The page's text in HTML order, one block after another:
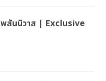
สันนิวาส | Exclusive